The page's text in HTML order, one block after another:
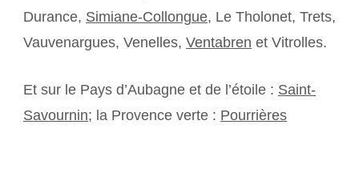
Durance, Simiane-Collongue, Le Tholonet, Trets,
Vauvenargues, Venelles, Ventabren et Vitrolles.
Et sur le Pays d’Aubagne et de l’étoile : Saint-
Savournin; la Provence verte : Pourrières